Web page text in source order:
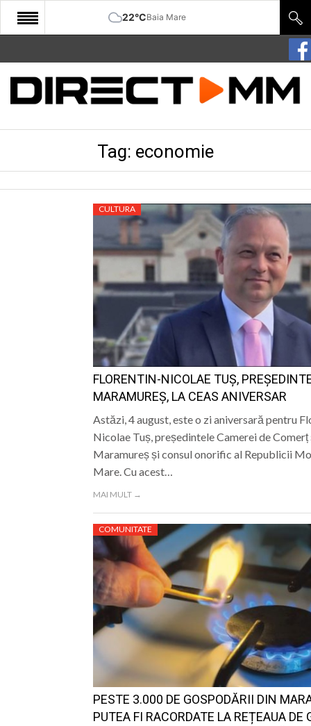
22°CBaia Mare
START
COMUNITATE
Tag: economie
CULTURA
FLORENTIN-NICOLAE TUȘ,
MARAMUREȘ, LA CEAS ANIVERSAR
Astăzi, 4 august, este o zi aniversară pentru
Nicolae Tuș, președintele Camerei de
Maramureș și consul onorific al Republicii
Mare. Cu acest…
MAI MULT →
COMUNITATE
PESTE 3.000 DE GOSPODĂRII DIN
PUTEA FI RACORDATE LA REȚEAUA DE